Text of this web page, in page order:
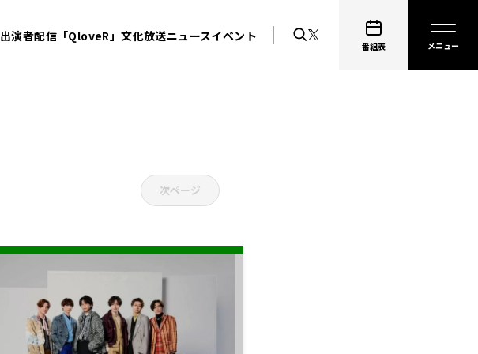
出演者配信「QloveR」文化放送ニュースイベント
番組表
次ページ